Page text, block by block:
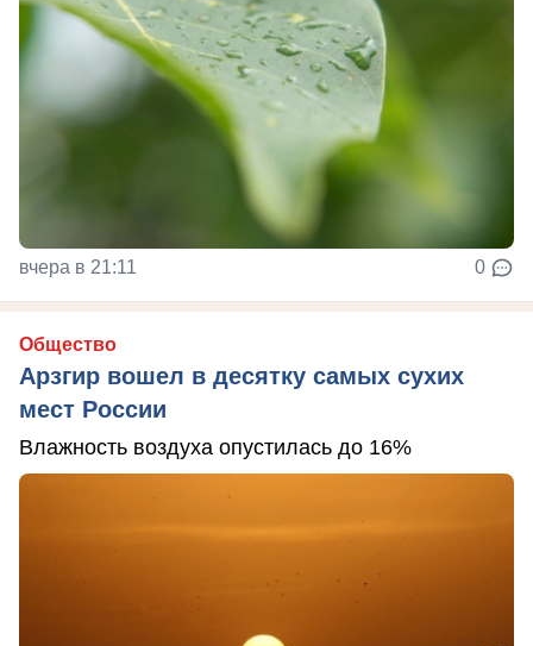
вчера в 21:11 0
Общество
Арзгир вошел в десятку самых сухих
мест России
Влажность воздуха опустилась до 16%